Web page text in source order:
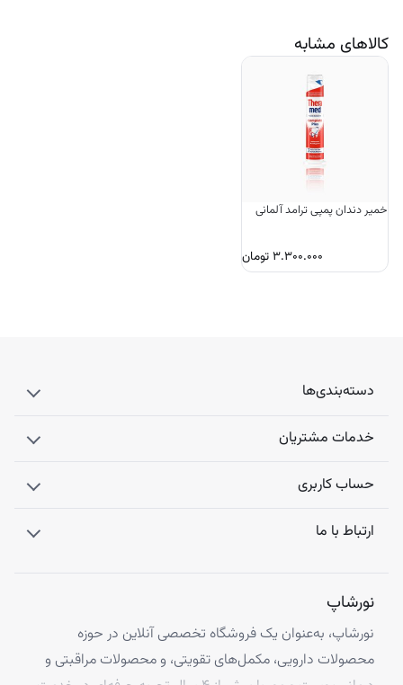
کالاهای مشابه
خمیر دندان پمپی ترامد آلمانی
۳.۳۰۰.۰۰۰ تومان
دسته‌بندی‌ها
خدمات مشتریان
حساب کاربری
ارتباط با ما
نورشاپ
نورشاپ، به‌عنوان یک فروشگاه تخصصی آنلاین در حوزه
محصولات دارویی، مکمل‌های تقویتی، و محصولات مراقبتی و